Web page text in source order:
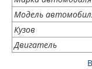
Модель
Кузов
Двигатель